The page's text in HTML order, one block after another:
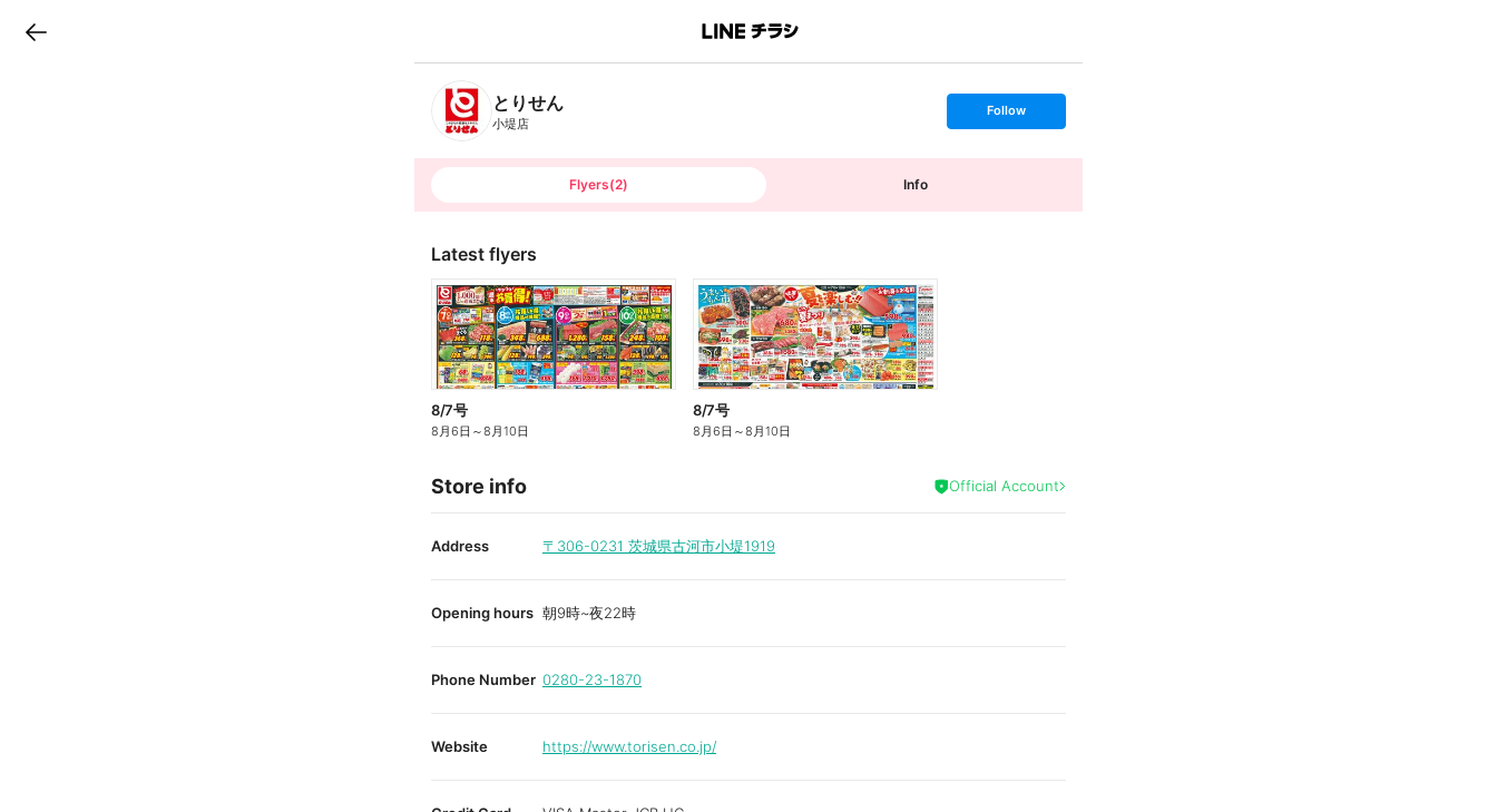
B
n
T
とりせん
小堤店
s
t
o
Follow
Flyers(2) Info
Latest flyers
8/7号
8月6日 ～8月10日
8/7号
8月6日 ～8月10日
Store info Official Account
Address 〒306-0231 茨城県古河市小堤1919
Opening hours 朝9時~夜22時
Phone Number 0280-23-1870
Website https://www.torisen.co.jp/